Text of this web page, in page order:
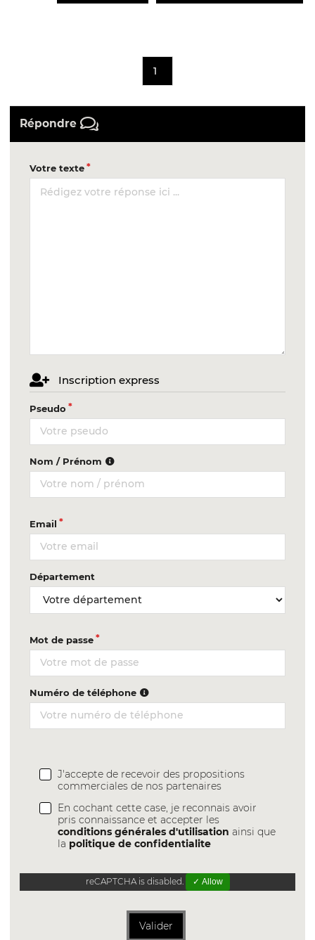
1
Répondre
Votre texte
Inscription express
Pseudo
Nom / Prénom
Email
Département
Mot de passe
Numéro de téléphone
J'accepte de recevoir des propositions
commerciales de nos partenaires
En cochant cette case, je reconnais avoir
pris connaissance et accepter les
conditions générales d'utilisation ainsi que
la politique de confidentialite
reCAPTCHA is disabled. ✓ Allow
Valider